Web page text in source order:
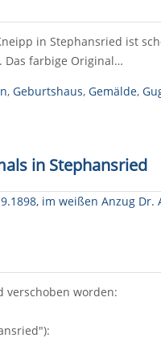
in Stephansried ist
Das farbige Original…
, Geburtshaus, Gemälde,
in Stephansried
verschoben worden: